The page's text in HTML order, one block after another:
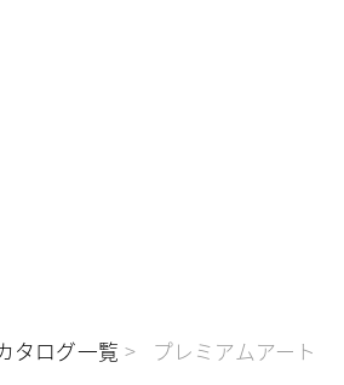
タログ一覧 プレミアムアート